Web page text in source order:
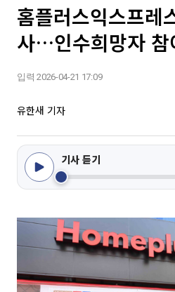
홈플러스익스프레
사…인수희망자 참
입력 2026-04-21 17:09
유한새 기자
기사 듣기